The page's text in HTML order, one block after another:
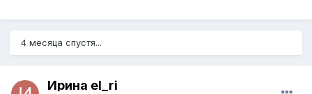
4 месяца спустя...
Ирина el_ri